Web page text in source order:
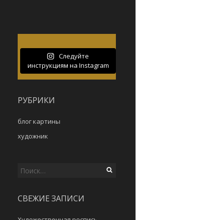
Следуйте
инструкциям на Instagram
РУБРИКИ
блог картины
художник
Найти:
СВЕЖИЕ ЗАПИСИ